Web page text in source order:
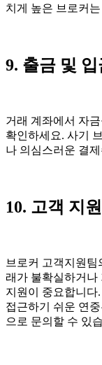
치게 높은 브로커
9. 출금 및
거래 계좌에서 자
확인하세요. 사기
나 의심스러운 결
10. 고객 지원
브로커 고객지원
래가 불확실하거나
지원이 중요합니다
접근하기 쉬운 연
으로 문의할 수 있